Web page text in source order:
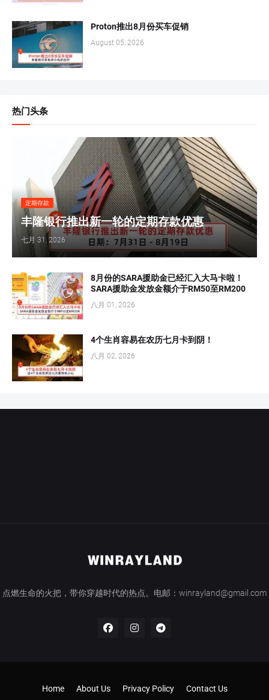
Proton推出8月份买车促销
August 05, 2026
热门头条
定期存款
丰隆银行推出新一轮的定期存款优惠
七月 31, 2026
8月份的SARA援助金已经汇入大马卡啦！
SARA援助金发放金额介于RM50至RM200
八月 01, 2026
4个生肖容易在农历七月卡到阴！
八月 02, 2026
点燃生命的火把，带你穿越时代的热点。电邮：winrayland@gmail.com
Home About Us Privacy Policy Contact Us